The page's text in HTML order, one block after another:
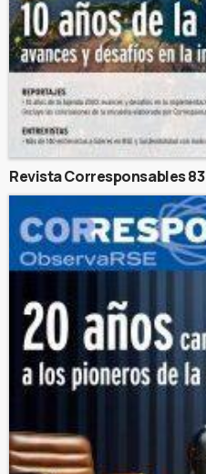
Revista Corresponsables 83